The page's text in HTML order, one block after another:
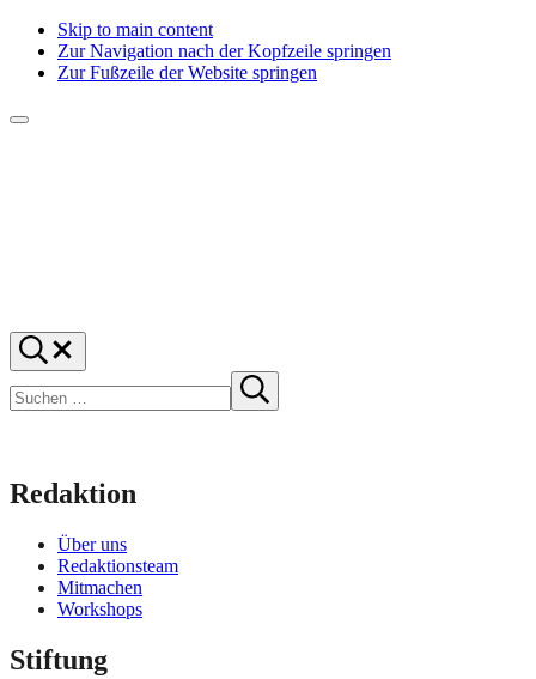
Skip to main content
Zur Navigation nach der Kopfzeile springen
Zur Fußzeile der Website springen
Menü
f1rstlife
Und
was
denkst
du?
Suchen
…
Suche
starten
Redaktion
Über uns
Redaktionsteam
Mitmachen
Workshops
Stiftung